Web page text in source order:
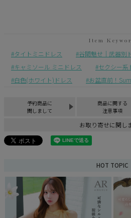
タイトミニドレス
谷間魅せ｜武器別
キャミソール ミニドレス
セクシー系
白色(ホワイト)ドレス
お盆直前！
予約商品に
関しまして
商品に関する
注意事項
お取り寄せに関し
HOT TOPIC